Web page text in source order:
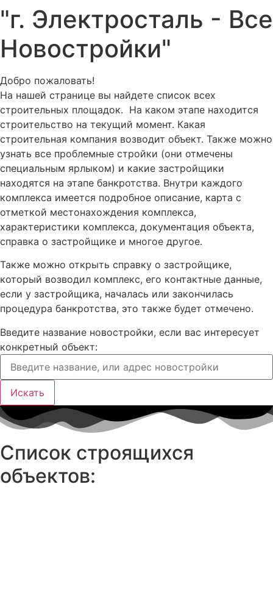
"г. Электросталь - Все
Новостройки"
Добро пожаловать!
На нашей странице вы найдете список всех
строительных площадок. На каком этапе находится
строительство на текущий момент. Какая
строительная компания возводит объект. Также можно
узнать все проблемные стройки (они отмечены
специальным ярлыком) и какие застройщики
находятся на этапе банкротства. Внутри каждого
комплекса имеется подробное описание, карта с
отметкой местонахождения комплекса,
характеристики комплекса, документация объекта,
справка о застройщике и многое другое.
Также можно открыть справку о застройщике,
который возводил комплекс, его контактные данные,
если у застройщика, началась или закончилась
процедура банкротства, это также будет отмечено.
Введите название новостройки, если вас интересует
конкретный объект:
Искать
Список строящихся
объектов: